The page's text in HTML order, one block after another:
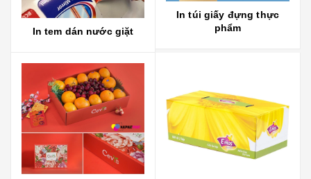
In tem dán nước giặt
In túi giấy đựng thực
phẩm